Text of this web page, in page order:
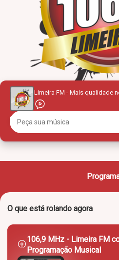
Limeira FM - Mais qualidade
O que está rolando agora
106,9 MHz - Limeira FM
Programação Musical